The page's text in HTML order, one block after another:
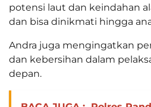
potensi laut dan keindahan
dan bisa dinikmati hingga
Andra juga mengingatkan
dan kebersihan dalam
depan.